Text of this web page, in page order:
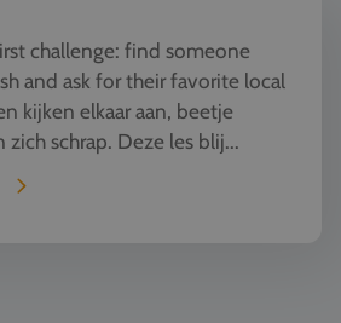
challenge: find someone
and ask for their favorite local
kijken elkaar aan, beetje
zich schrap. Deze les blij...